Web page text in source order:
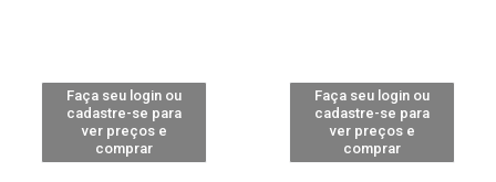
Faça seu login ou
cadastre-se para
ver preços e
comprar
Faça seu login ou
cadastre-se para
ver preços e
comprar